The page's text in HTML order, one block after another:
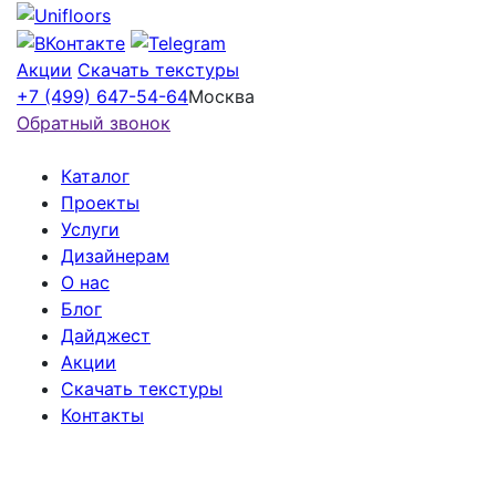
Акции Скачать текстуры
+7 (499) 647-54-64Москва
Обратный звонок
Каталог
Проекты
Услуги
Дизайнерам
О нас
Блог
Дайджест
Акции
Скачать текстуры
Контакты